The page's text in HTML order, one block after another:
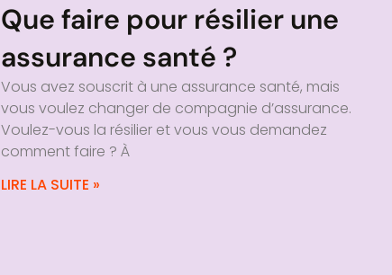
Que faire pour résilier une
assurance santé ?
Vous avez souscrit à une assurance santé, mais
vous voulez changer de compagnie d’assurance.
Voulez-vous la résilier et vous vous demandez
comment faire ? À
LIRE LA SUITE »